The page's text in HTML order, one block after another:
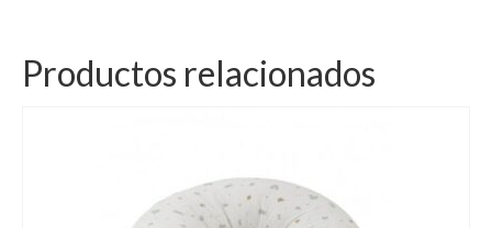
Productos relacionados